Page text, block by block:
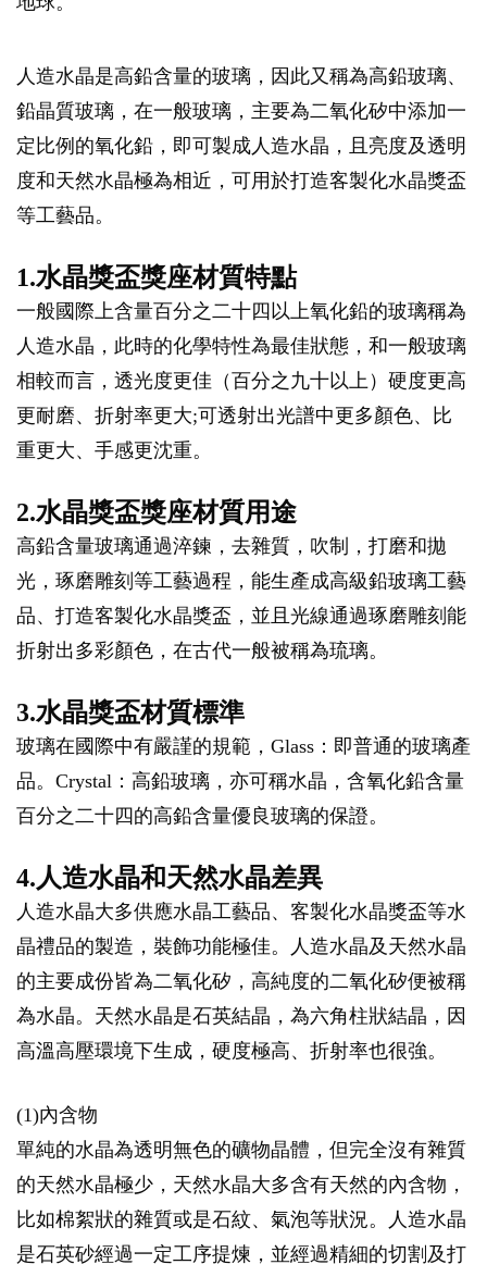
人造水晶是高鉛含量的玻璃，因此又稱為高鉛玻璃、
鉛晶質玻璃，在一般玻璃，主要為二氧化矽中添加一
定比例的氧化鉛，即可製成人造水晶，且亮度及透明
度和天然水晶極為相近，可用於打造客製化水晶獎盃
等工藝品。
1.水晶獎盃獎座材質特點
一般國際上含量百分之二十四以上氧化鉛的玻璃稱為
人造水晶，此時的化學特性為最佳狀態，和一般玻璃
相較而言，透光度更佳（百分之九十以上）硬度更高
更耐磨、折射率更大;可透射出光譜中更多顏色、比
重更大、手感更沈重。
2.水晶獎盃獎座材質用途
高鉛含量玻璃通過淬鍊，去雜質，吹制，打磨和拋
光，琢磨雕刻等工藝過程，能生產成高級鉛玻璃工藝
品、打造客製化水晶獎盃，並且光線通過琢磨雕刻能
折射出多彩顏色，在古代一般被稱為琉璃。
3.水晶獎盃材質標準
玻璃在國際中有嚴謹的規範，Glass：即普通的玻璃產
品。Crystal：高鉛玻璃，亦可稱水晶，含氧化鉛含量
百分之二十四的高鉛含量優良玻璃的保證。
4.人造水晶和天然水晶差異
人造水晶大多供應水晶工藝品、客製化水晶獎盃等水
晶禮品的製造，裝飾功能極佳。人造水晶及天然水晶
的主要成份皆為二氧化矽，高純度的二氧化矽便被稱
為水晶。天然水晶是石英結晶，為六角柱狀結晶，因
高溫高壓環境下生成，硬度極高、折射率也很強。
(1)內含物
單純的水晶為透明無色的礦物晶體，但完全沒有雜質
的天然水晶極少，天然水晶大多含有天然的內含物，
比如棉絮狀的雜質或是石紋、氣泡等狀況。人造水晶
是石英砂經過一定工序提煉，並經過精細的切割及打